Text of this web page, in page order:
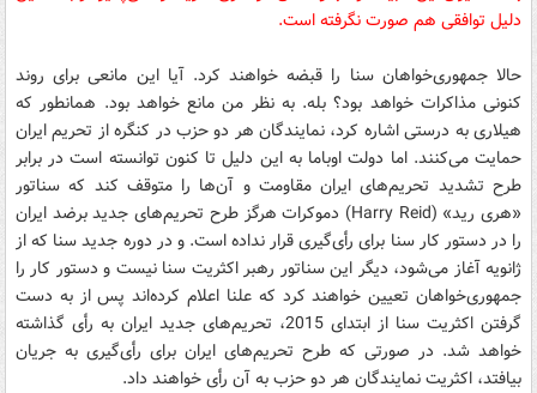
دلیل توافقی هم صورت نگرفته است.
حالا جمهوری‌خواهان سنا را قبضه خواهند کرد. آیا این مانعی برای روند
کنونی مذاکرات خواهد بود؟ بله. به نظر من مانع خواهد بود. همانطور که
هیلاری به درستی اشاره کرد، نمایندگان هر دو حزب در کنگره از تحریم‌ ایران
حمایت می‌کنند. اما دولت اوباما به این دلیل تا کنون توانسته است در برابر
طرح تشدید تحریم‌های ایران مقاومت و آن‌ها را متوقف کند که سناتور
«هری رید» (Harry Reid) دموکرات هرگز طرح تحریم‌های جدید برضد ایران
را در دستور کار سنا برای رأی‌گیری قرار نداده است. و در دوره جدید سنا که از
ژانویه آغاز می‌شود، دیگر این سناتور رهبر اکثریت سنا نیست و دستور کار را
جمهوری‌خواهان تعیین خواهند کرد که علنا اعلام کرده‌اند پس از به دست
گرفتن اکثریت سنا از ابتدای 2015، تحریم‌های جدید ایران به رأی گذاشته
خواهد شد. در صورتی که طرح تحریم‌های ایران برای رأی‌گیری به جریان
بیافتد، اکثریت نمایندگان هر دو حزب به آن رأی خواهند داد.